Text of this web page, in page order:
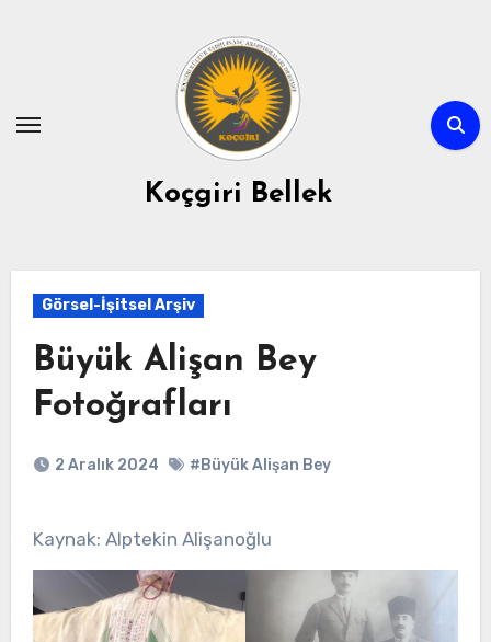
Koçgiri Bellek
Görsel-İşitsel Arşiv
Büyük Alişan Bey
Fotoğrafları
2 Aralık 2024 #Büyük Alişan Bey
Kaynak: Alptekin Alişanoğlu